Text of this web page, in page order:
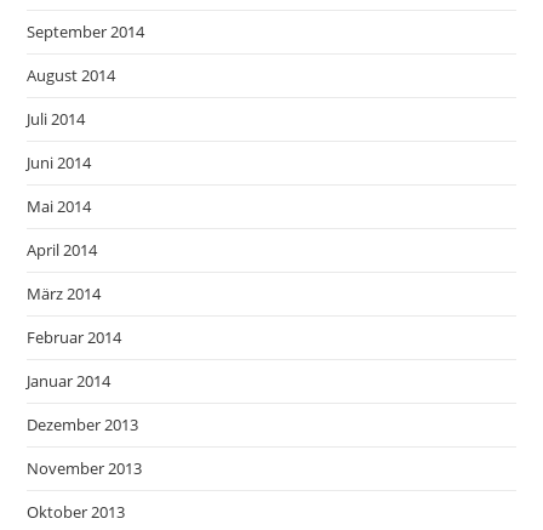
September 2014
August 2014
Juli 2014
Juni 2014
Mai 2014
April 2014
März 2014
Februar 2014
Januar 2014
Dezember 2013
November 2013
Oktober 2013